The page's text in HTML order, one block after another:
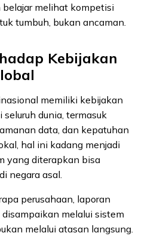
melihat kompetisi
tumbuh, bukan ancaman.
Kebijakan
memiliki kebijakan
dunia, termasuk
data, dan kepatuhan
hal ini kadang menjadi
yang diterapkan bisa
negara asal.
perusahaan, laporan
melalui sistem
melalui atasan langsung.